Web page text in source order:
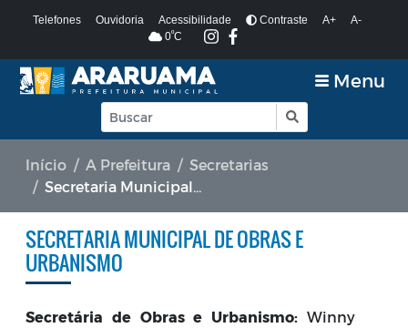
Telefones Ouvidoria Acessibilidade Contraste A+
A-
0ºC
Menu
Início A Prefeitura
Secretarias
Secretaria Municipal de Obras e Urbanismo
SECRETARIA MUNICIPAL DE OBRAS E
URBANISMO
Secretária de Obras e Urbanismo: Winny